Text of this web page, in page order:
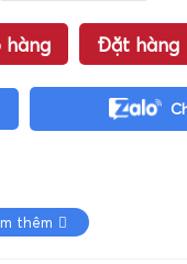
hàng Đặt hàng
thêm